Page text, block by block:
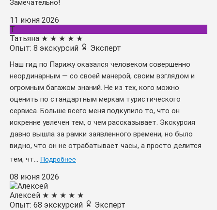
Замечательно!
11 июня 2026
Т
Татьяна ★ ★ ★ ★ ★
Опыт: 8 экскурсий
Эксперт
Наш гид по Парижу оказался человеком совершенно
неординарным — со своей манерой, своим взглядом и
огромным багажом знаний. Не из тех, кого можно
оценить по стандартным меркам туристического
сервиса. Больше всего меня подкупило то, что он
искренне увлечен тем, о чем рассказывает. Экскурсия
давно вышла за рамки заявленного времени, но было
видно, что он не отрабатывает часы, а просто делится
тем, чт... Подробнее
08 июня 2026
Алексей ★ ★ ★ ★ ★
Опыт: 68 экскурсий
Эксперт